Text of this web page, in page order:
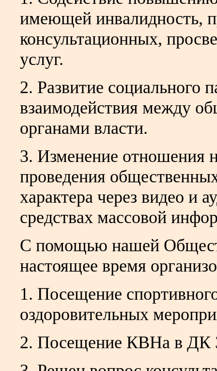
имеющей инвалидность,
консультационных,
услуг.
2. Развитие социального
взаимодействия между
органами власти.
3. Изменение отношения
проведения
характера через видео и
средствах массовой
С помощью нашей
настоящее время
1. Посещение
оздоровительных
2. Посещение КВНа в